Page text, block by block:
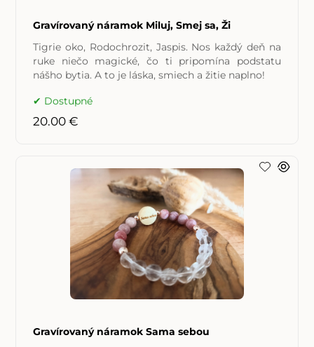
Gravírovaný náramok Miluj, Smej sa, Ži
Tigrie oko, Rodochrozit, Jaspis. Nos každý deň na
ruke niečo magické, čo ti pripomína podstatu
nášho bytia. A to je láska, smiech a žitie naplno!
Dostupné
20.00 €
Gravírovaný náramok Sama sebou